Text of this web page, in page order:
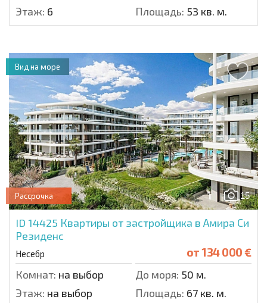
Этаж: 6 Площадь: 53 кв. м.
15
Рассрочка
ID 14425 Квартиры от застройщика в Амира Си
Резиденс
Несебр от134 000 €
Комнат: на выбор До моря: 50 м.
Этаж: на выбор Площадь: 67 кв. м.
Вид на море